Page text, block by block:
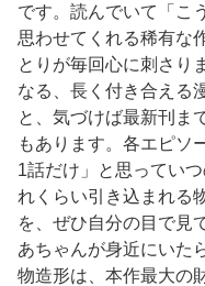
です。読んでいて「こ
思わせてくれる稀有な
とりが毎回心に刺さり
なる、長く付き合える
と、気づけば最新刊ま
もあります。各エピソ
1話だけ」と思ってい
れくらい引き込まれる
を、ぜひ自分の目で見
あちゃんが身近にいた
物造形は、本作最大の